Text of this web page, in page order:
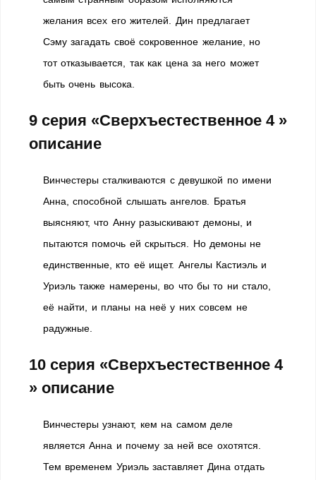
желания всех его жителей. Дин предлагает
Сэму загадать своё сокровенное желание, но
тот отказывается, так как цена за него может
быть очень высока.
9 серия «Сверхъестественное 4 »
описание
Винчестеры сталкиваются с девушкой по имени
Анна, способной слышать ангелов. Братья
выясняют, что Анну разыскивают демоны, и
пытаются помочь ей скрыться. Но демоны не
единственные, кто её ищет. Ангелы Кастиэль и
Уриэль также намерены, во что бы то ни стало,
её найти, и планы на неё у них совсем не
радужные.
10 серия «Сверхъестественное 4
» описание
Винчестеры узнают, кем на самом деле
является Анна и почему за ней все охотятся.
Тем временем Уриэль заставляет Дина отдать